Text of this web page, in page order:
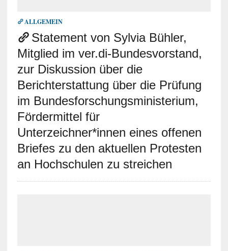
ALLGEMEIN
Statement von Sylvia Bühler,
Mitglied im ver.di-Bundesvorstand,
zur Diskussion über die
Berichterstattung über die Prüfung
im Bundesforschungsministerium,
Fördermittel für
Unterzeichner*innen eines offenen
Briefes zu den aktuellen Protesten
an Hochschulen zu streichen